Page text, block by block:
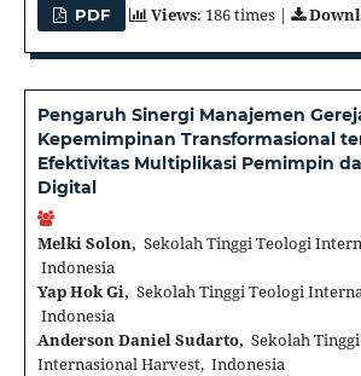
PDF Views: 186 times |
Pengaruh Sinergi Manajemen
Kepemimpinan Transformasional
Efektivitas Multiplikasi Pemimpin
Digital
Melki Solon, Sekolah Tinggi Teologi
Indonesia
Yap Hok Gi, Sekolah Tinggi Teologi
Indonesia
Anderson Daniel Sudarto, Sekolah
Internasional Harvest, Indonesia